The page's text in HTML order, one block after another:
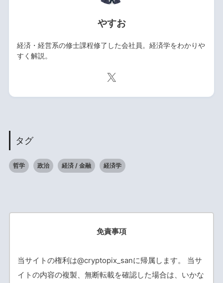
やすお
経済・経営系の修士課程修了した会社員。経済学をわかりや
すく解説。
タグ
哲学 政治 経済 / 金融 経済学
免責事項
当サイトの権利は@cryptopix_sanに帰属します。 当サ
イトの内容の複製、無断転載を確認した場合は、いかな